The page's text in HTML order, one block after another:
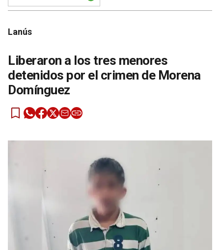
Lanús
Liberaron a los tres menores
detenidos por el crimen de Morena
Domínguez